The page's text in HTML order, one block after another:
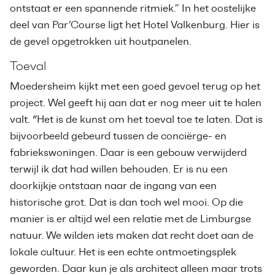
ontstaat er een spannende ritmiek.” In het oostelijke
deel van Par’Course ligt het Hotel Valkenburg. Hier is
de gevel opgetrokken uit houtpanelen.
Toeval
Moedersheim kijkt met een goed gevoel terug op het
project. Wel geeft hij aan dat er nog meer uit te halen
valt. “Het is de kunst om het toeval toe te laten. Dat is
bijvoorbeeld gebeurd tussen de conciërge- en
fabriekswoningen. Daar is een gebouw verwijderd
terwijl ik dat had willen behouden. Er is nu een
doorkijkje ontstaan naar de ingang van een
historische grot. Dat is dan toch wel mooi. Op die
manier is er altijd wel een relatie met de Limburgse
natuur. We wilden iets maken dat recht doet aan de
lokale cultuur. Het is een echte ontmoetingsplek
geworden. Daar kun je als architect alleen maar trots